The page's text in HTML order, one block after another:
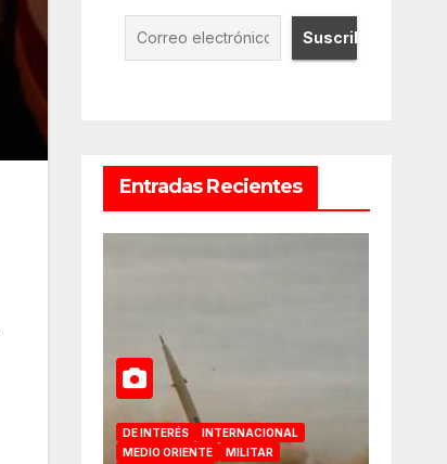
Entradas Recientes
DE INTERÉS
INTERNACIONAL
MEDIO ORIENTE
MILITAR